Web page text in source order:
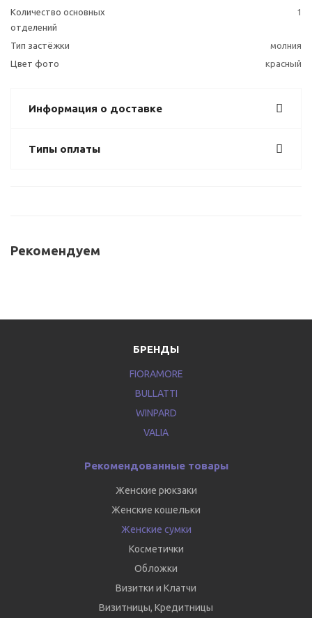
Количество основных
отделений
1
Тип застёжки
молния
Цвет фото
красный
Информация о доставке
Типы оплаты
Рекомендуем
БРЕНДЫ
FIORAMORE
BULLATTI
WINPARD
VALIA
Рекомендованные товары
Женские рюкзаки
Женские кошельки
Женские сумки
Косметички
Обложки
Визитки и Клатчи
Визитницы, Кредитницы